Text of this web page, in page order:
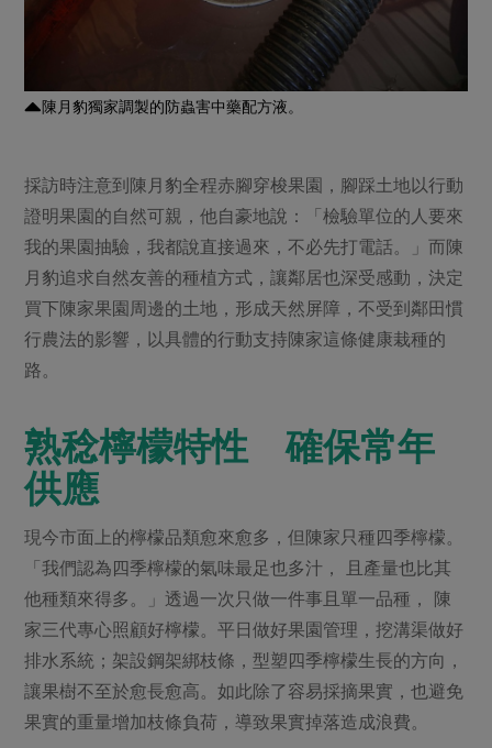
陳月豹獨家調製的防蟲害中藥配方液。
採訪時注意到陳月豹全程赤腳穿梭果園，腳踩土地以行動
證明果園的自然可親，他自豪地說：「檢驗單位的人要來
我的果園抽驗，我都說直接過來，不必先打電話。」而陳
月豹追求自然友善的種植方式，讓鄰居也深受感動，決定
買下陳家果園周邊的土地，形成天然屏障，不受到鄰田慣
行農法的影響，以具體的行動支持陳家這條健康栽種的
路。
熟稔檸檬特性 確保常年
供應
現今市面上的檸檬品類愈來愈多，但陳家只種四季檸檬。
「我們認為四季檸檬的氣味最足也多汁， 且產量也比其
他種類來得多。」透過一次只做一件事且單一品種， 陳
家三代專心照顧好檸檬。平日做好果園管理，挖溝渠做好
排水系統；架設鋼架綁枝條，型塑四季檸檬生長的方向，
讓果樹不至於愈長愈高。如此除了容易採摘果實，也避免
果實的重量增加枝條負荷，導致果實掉落造成浪費。